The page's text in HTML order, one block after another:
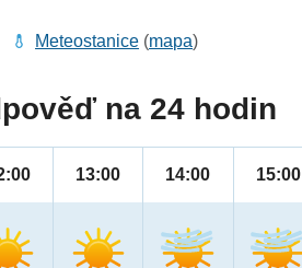
Meteostanice (mapa)
na 24 hodin
13:00 14:00 15:00